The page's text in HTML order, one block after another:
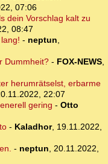
07:06
dein Vorschlag kalt zu
08:47
- neptun
Dummheit?- FOX-NEWS,
herumrätselst, erbarme
22:07
gering - Otto
- Kaladhor, 19.11.2022,
- neptun
20.11.2022,